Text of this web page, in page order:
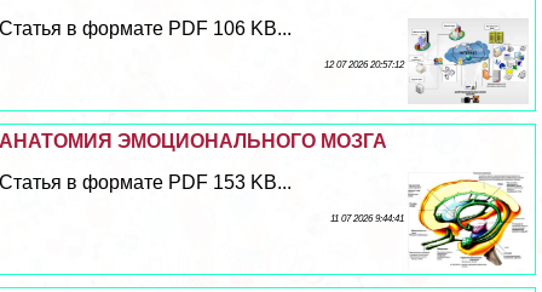
Статья в формате PDF 106 KB...
12 07 2026 20:57:12
АНАТОМИЯ ЭМОЦИОНАЛЬНОГО МОЗГА
Статья в формате PDF 153 KB...
11 07 2026 9:44:41